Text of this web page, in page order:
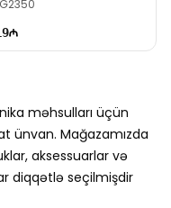
məhsulları üçün
ünvan. Mağazamızda
aksessuarlar və
diqqətlə seçilmişdir